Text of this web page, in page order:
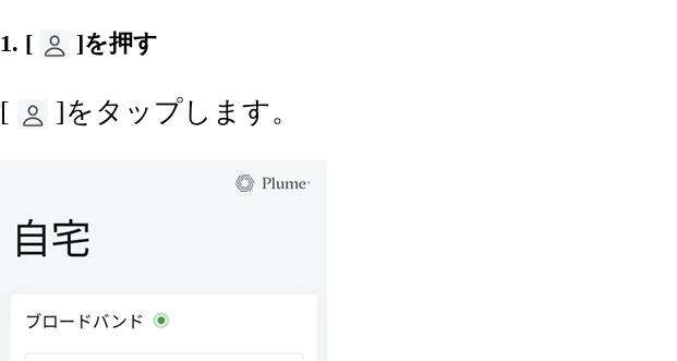
1. [ ]を押す
[ ]をタップします。